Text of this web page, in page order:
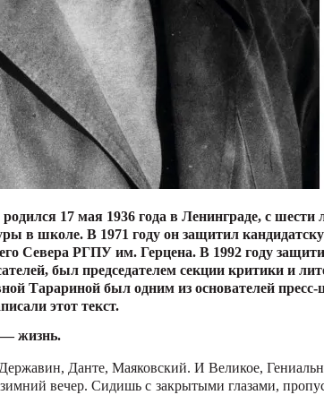
17 мая 1936 года в Ленинграде, с
в школе. В 1971 году он защитил
Севера РГПУ им. Герцена. В 1992 году
был председателем секции критики и
Тарариной был одним из основателей
этот текст.
жизнь.
Данте, Маяковский. И Великое,
вечер. Сидишь с закрытыми глазами,